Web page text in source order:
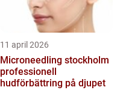
11 april 2026
Microneedling stockholm
professionell
hudförbättring på djupet